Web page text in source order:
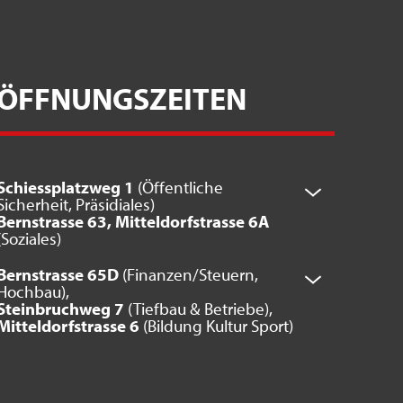
1 (Öffentliche
Präsidiales)
63, Mitteldorfstrasse 6A
65D(Finanzen/Steuern,
7 (Tiefbau & Betriebe),
6 (Bildung Kultur Sport)